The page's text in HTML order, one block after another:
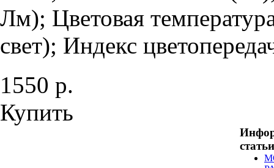
Лм); Цветовая
свет); Индекс
1550 р.
Купить
статьи